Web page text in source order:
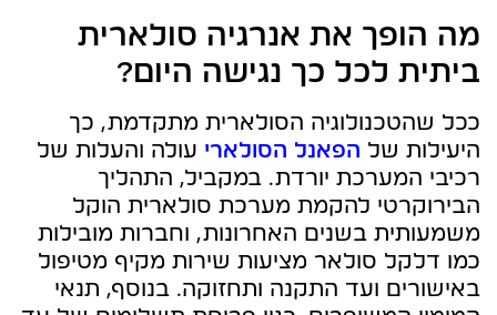
מה הופך את אנרגיה סולארית
ביתית לכל כך נגישה היום?
ככל שהטכנולוגיה הסולארית מתקדמת, כך
היעילות של הפאנל הסולארי עולה והעלות של
רכיבי המערכת יורדת. במקביל, התהליך
הבירוקרטי להקמת מערכת סולארית הוקל
משמעותית בשנים האחרונות, וחברות מובילות
כמו דלקל סולאר מציעות שירות מקיף מטיפול
באישורים ועד התקנה ותחזוקה. בנוסף, תנאי